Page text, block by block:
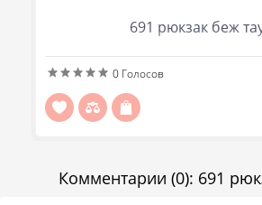
(095) 706-69-33
(067) 863-50-24
691 рюкзак беж
0 Голосов
Комментарии (0): 691